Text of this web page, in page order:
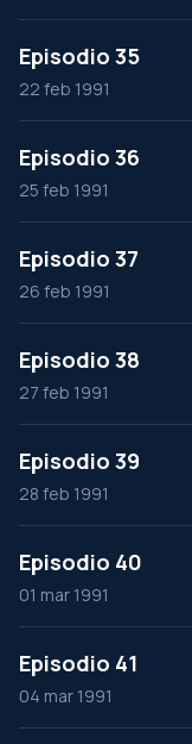
Episodio 35
22 feb 1991
Episodio 36
25 feb 1991
Episodio 37
26 feb 1991
Episodio 38
27 feb 1991
Episodio 39
28 feb 1991
Episodio 40
01 mar 1991
Episodio 41
04 mar 1991